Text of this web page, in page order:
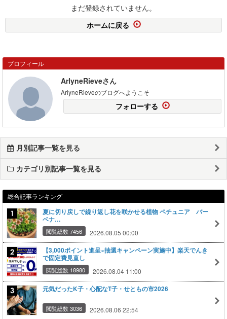
まだ登録されていません。
ホームに戻る
プロフィール
ArlyneRieveさん
ArlyneRieveのブログへようこそ
フォローする
月別記事一覧を見る
カテゴリ別記事一覧を見る
総合記事ランキング
夏に切り戻しで繰り返し花を咲かせる植物 ペチュニア バー
ベナ…
閲覧総数 7456 2026.08.05 00:00
【3,000ポイント進呈×抽選キャンペーン実施中】楽天でんき
で固定費見直し
閲覧総数 18980 2026.08.04 11:00
元気だったK子・心配なT子・せともの市2026
閲覧総数 3036 2026.08.06 22:54